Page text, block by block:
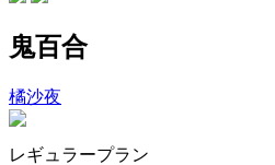
鬼百合
橘沙夜
レギュラープラン